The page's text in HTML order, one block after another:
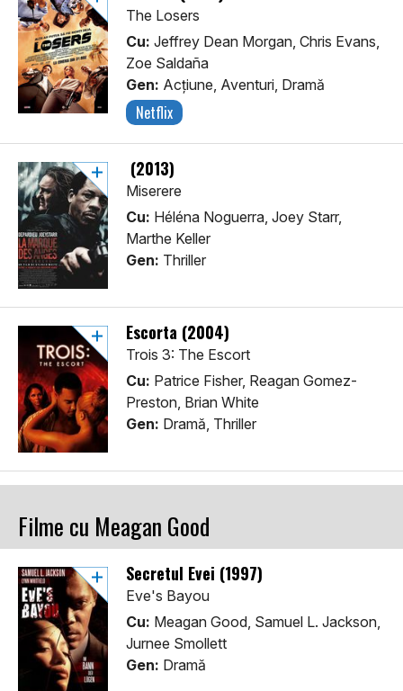
The Losers
Cu: Jeffrey Dean Morgan, Chris Evans,
Zoe Saldaña
Gen: Acţiune, Aventuri, Dramă
Netflix
(2013)
Miserere
Cu: Héléna Noguerra, Joey Starr,
Marthe Keller
Gen: Thriller
Escorta (2004)
Trois 3: The Escort
Cu: Patrice Fisher, Reagan Gomez-
Preston, Brian White
Gen: Dramă, Thriller
Filme cu Meagan Good
Secretul Evei (1997)
Eve's Bayou
Cu: Meagan Good, Samuel L. Jackson,
Jurnee Smollett
Gen: Dramă